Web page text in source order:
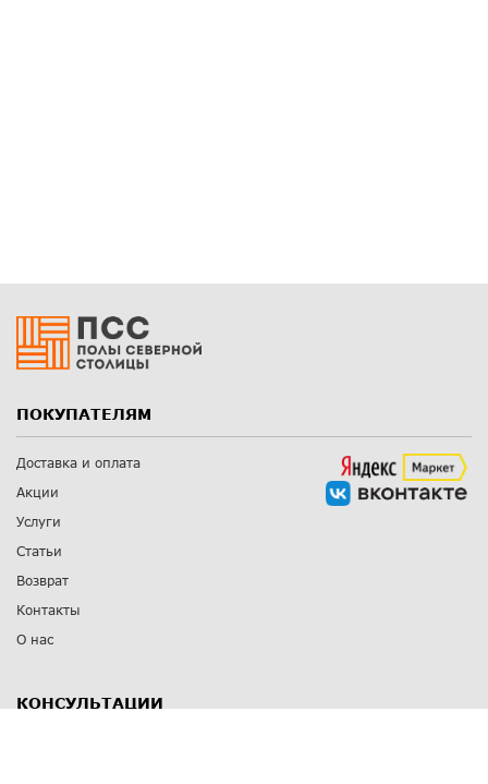
ПОКУПАТЕЛЯМ
Доставка и оплата
Акции
Услуги
Статьи
Возврат
Контакты
О нас
КОНСУЛЬТАЦИИ